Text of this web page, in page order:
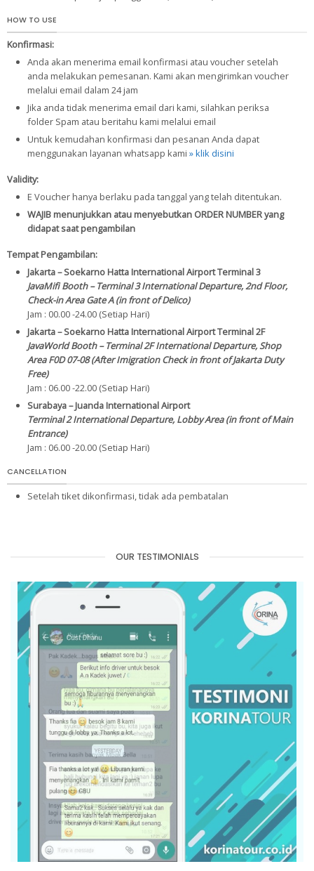
HOW TO USE
Konfirmasi:
Anda akan menerima email konfirmasi atau voucher setelah
anda melakukan pemesanan. Kami akan mengirimkan voucher
melalui email dalam 24 jam
Jika anda tidak menerima email dari kami, silahkan periksa
folder Spam atau beritahu kami melalui email
Untuk kemudahan konfirmasi dan pesanan Anda dapat
menggunakan layanan whatsapp kami» klik disini
Validity:
E Voucher hanya berlaku pada tanggal yang telah ditentukan.
WAJIB menunjukkan atau menyebutkan ORDER NUMBER yang
didapat saat pengambilan
Tempat Pengambilan:
Jakarta – Soekarno Hatta International Airport Terminal 3
JavaMifi Booth – Terminal 3 International Departure, 2nd Floor,
Check-in Area Gate A (in front of Delico)
Jam : 00.00 -24.00 (Setiap Hari)
Jakarta – Soekarno Hatta International Airport Terminal 2F
JavaWorld Booth – Terminal 2F International Departure, Shop
Area F0D 07-08 (After Imigration Check in front of Jakarta Duty
Free)
Jam : 06.00 -22.00 (Setiap Hari)
Surabaya – Juanda International Airport
Terminal 2 International Departure, Lobby Area (in front of Main
Entrance)
Jam : 06.00 -20.00 (Setiap Hari)
CANCELLATION
Setelah tiket dikonfirmasi, tidak ada pembatalan
OUR TESTIMONIALS